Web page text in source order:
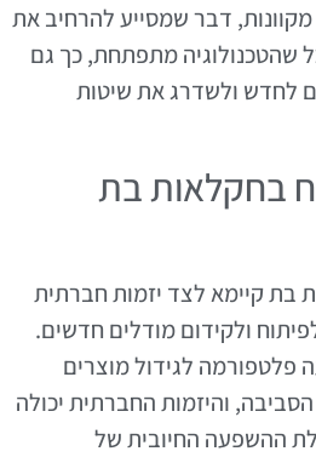
דבר שמסייע להרחיב את
שהטכנולוגיה מתפתחת, כך גם
לחדש ולשדרג את שיטות
בחקלאות בת
בת קיימא לצד יזמות חברתית
ולקידום מודלים חדשים.
פלטפורמה לגידול מוצרים
והיזמות החברתית יכולה
ההשפעה החיובית של